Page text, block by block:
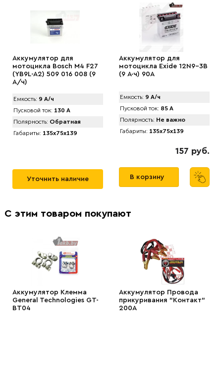
Аккумулятор для
мотоцикла Bosch M4 F27
(YB9L-A2) 509 016 008 (9
А/ч)
Емкость: 9 А/ч
Пусковой ток: 130 А
Полярность: Обратная
Габариты: 135x75x139
Уточнить наличие
Аккумулятор для
мотоцикла Exide 12N9-3B
(9 А·ч) 90А
Емкость: 9 А/ч
Пусковой ток: 85 А
Полярность: Не важно
Габариты: 135x75x139
157 руб.
В корзину
С этим товаром покупают
Аккумулятор Клемма
General Technologies GT-
BT04
Аккумулятор Провода
прикуривания "Контакт"
200А